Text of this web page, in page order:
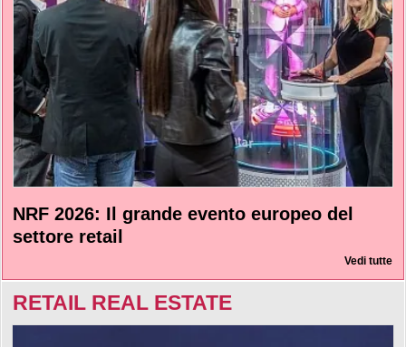
NRF 2026: Il grande evento europeo del
settore retail
Vedi tutte
RETAIL REAL ESTATE